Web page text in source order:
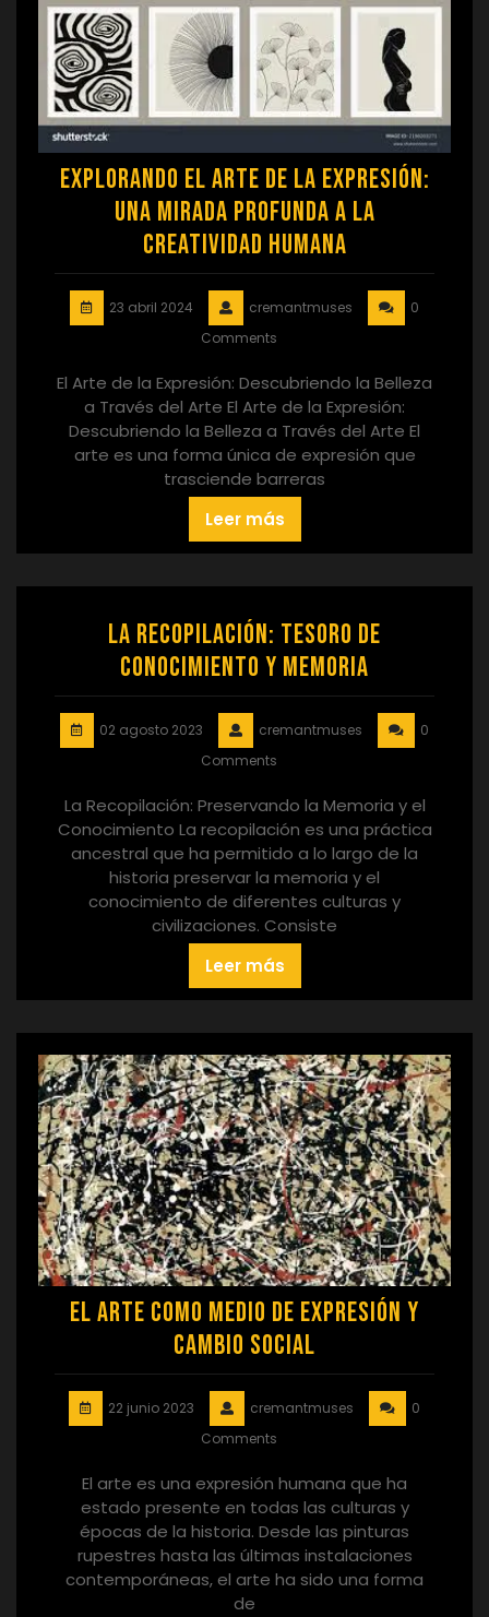
Explorando el Arte de la Expresión:
Una Mirada Profunda a la
Creatividad Humana
23 abril 2024 cremantmuses
0
Comments
El Arte de la Expresión: Descubriendo la Belleza
a Través del Arte El Arte de la Expresión:
Descubriendo la Belleza a Través del Arte El
arte es una forma única de expresión que
trasciende barreras
Leer más
La Recopilación: Tesoro de
Conocimiento y Memoria
02 agosto 2023 cremantmuses
0
Comments
La Recopilación: Preservando la Memoria y el
Conocimiento La recopilación es una práctica
ancestral que ha permitido a lo largo de la
historia preservar la memoria y el
conocimiento de diferentes culturas y
civilizaciones. Consiste
Leer más
El arte como medio de expresión y
cambio social
22 junio 2023 cremantmuses
0
Comments
El arte es una expresión humana que ha
estado presente en todas las culturas y
épocas de la historia. Desde las pinturas
rupestres hasta las últimas instalaciones
contemporáneas, el arte ha sido una forma
de